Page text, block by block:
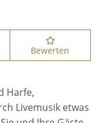
Bewerten
Harfe,
Livemusik etwas